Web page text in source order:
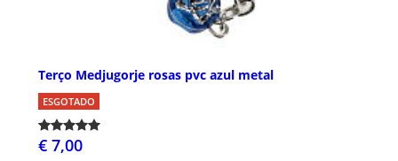
Terço Medjugorje rosas pvc azul metal
ESGOTADO
€ 7,00